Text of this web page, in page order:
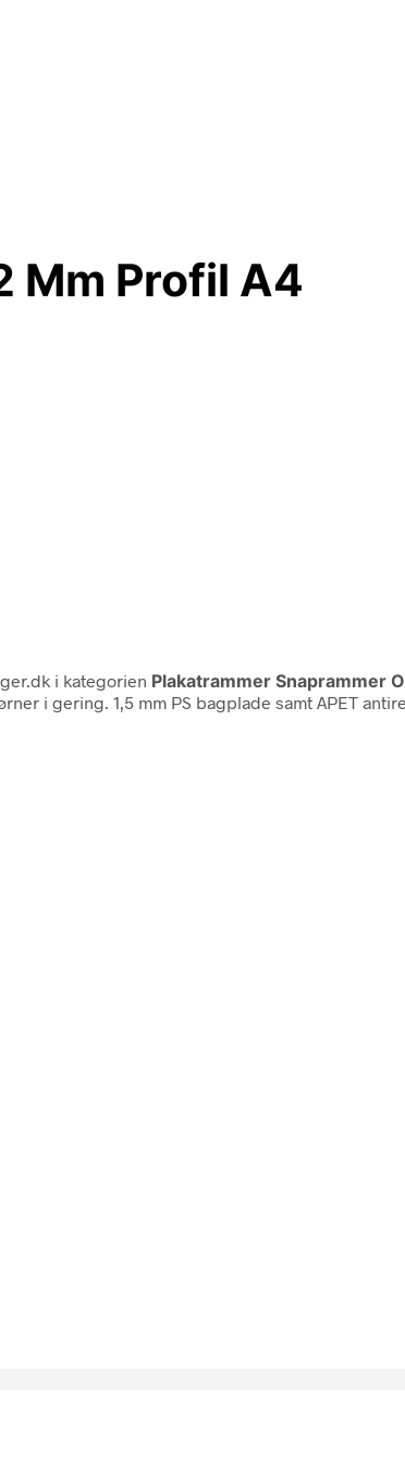
Mm Profil A4
i kategorien Plakatrammer Snaprammer
i gering. 1,5 mm PS bagplade samt APET